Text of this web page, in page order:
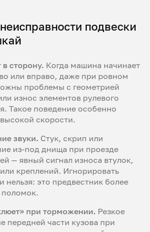
подвески
в сторону. Когда машина начинает
или вправо, даже при ровном
проблемы с геометрией
износ элементов рулевого
Такое поведение особенно
скорости.
звуки. Стук, скрип или
из-под днища при проезде
— явный сигнал износа втулок,
креплений. Игнорировать
нельзя: это предвестник более
поломок.
при торможении. Резкое
передней части кузова при